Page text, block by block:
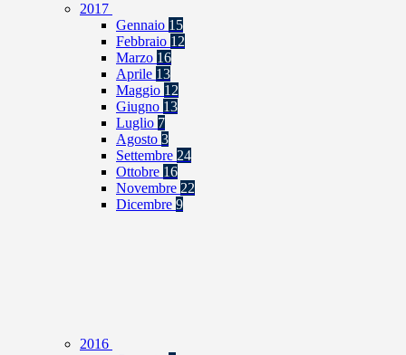
2017
Gennaio 15
Febbraio 12
Marzo 16
Aprile 13
Maggio 12
Giugno 13
Luglio 7
Agosto 3
Settembre 24
Ottobre 16
Novembre 22
Dicembre 9
2016